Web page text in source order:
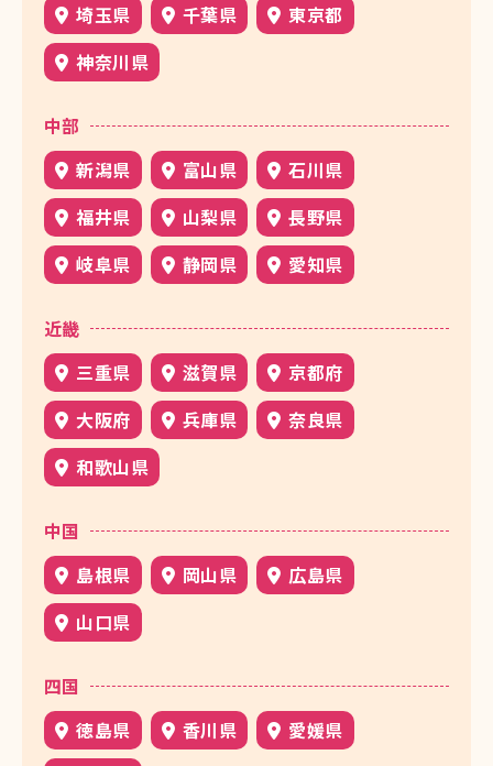
埼玉県
千葉県
東京都
神奈川県
中部
新潟県
富山県
石川県
福井県
山梨県
長野県
岐阜県
静岡県 愛知県
近畿
三重県
滋賀県
京都府
大阪府
兵庫県
奈良県
和歌山県
中国
島根県
岡山県
広島県
山口県
四国
徳島県
香川県
愛媛県